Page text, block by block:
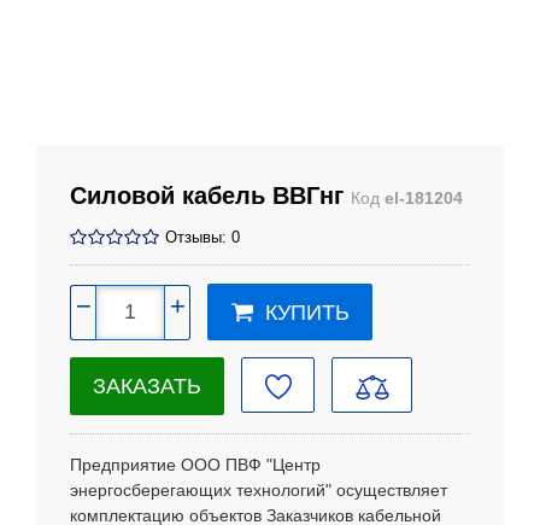
Силовой кабель ВВГнг Код el-181204
Отзывы: 0
− + КУПИТЬ
ЗАКАЗАТЬ
Предприятие ООО ПВФ "Центр
энергосберегающих технологий" осуществляет
комплектацию объектов Заказчиков кабельной